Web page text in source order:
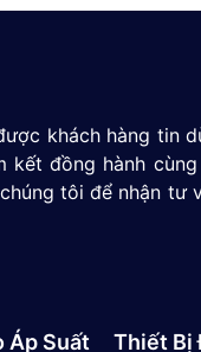
khách hàng tin
đồng hành cùng
tôi để nhận tư
Áp Suất Thiết Bị